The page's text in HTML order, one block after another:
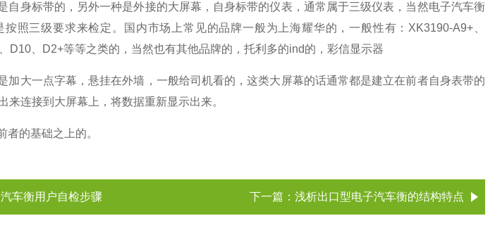
自身标带的，另外一种是外接的大屏幕，自身标带的仪表，通常属于三级仪表，当然电子汽车衡
照三级要求来检定。国内市场上常见的品牌一般为上海耀华的，一般性有： XK3190-A9+
D10 D2+等等之类的，当然也有其他品牌的，托利多的ind的，彩信显示器
加大一点字幕，悬挂在外墙，一般给司机看的，这类大屏幕的话通常都是建立在前者自身表带的
来连接到大屏幕上，将数据重新显示出来。
的基础之上的。
车衡用户自检步骤 下一篇： 浅析出口型电子汽车衡的结构特点